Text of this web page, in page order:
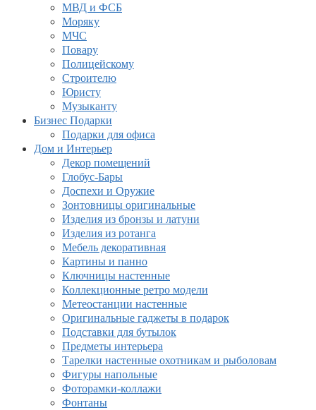
МВД и ФСБ
Моряку
МЧС
Повару
Полицейскому
Строителю
Юристу
Музыканту
Бизнес Подарки
Подарки для офиса
Дом и Интерьер
Декор помещений
Глобус-Бары
Доспехи и Оружие
Зонтовницы оригинальные
Изделия из бронзы и латуни
Изделия из ротанга
Мебель декоративная
Картины и панно
Ключницы настенные
Коллекционные ретро модели
Метеостанции настенные
Оригинальные гаджеты в подарок
Подставки для бутылок
Предметы интерьера
Тарелки настенные охотникам и рыболовам
Фигуры напольные
Фоторамки-коллажи
Фонтаны